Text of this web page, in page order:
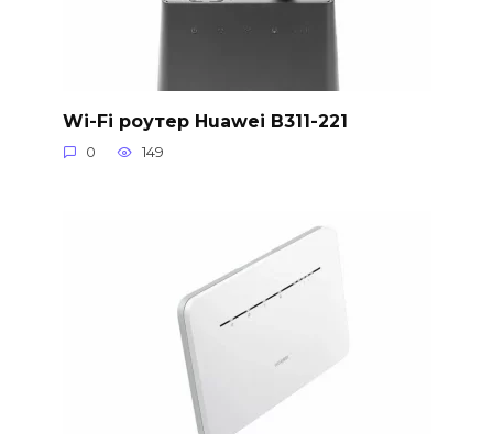
Wi-Fi роутер Huawei B311-221
0 149